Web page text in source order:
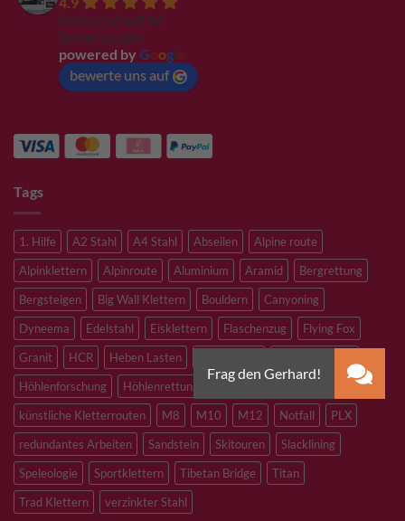
Basierend auf 94
Bewertungen
powered by G ogl
bewerte uns auf
Tags
1. Hilfe A2 Stahl A4 Stahl Abseilen
Alpine route
Alpinklettern
Alpinroute Aluminium Aramid
Bergrettung
Bergsteigen
Big Wall Klettern Bouldern
Canyoning
Dyneema
Edelstahl Eisklettern Flaschenzug
Flying Fox
Granit
HCR Heben Lasten
Höhlenforschung
Höhlenrettung Inox
Kletterhalle
künstliche Kletterrouten
M8 M10 M12 Notfall
PLX
redundantes Arbeiten
Sandstein Skitouren
Slacklining
Speleologie
Sportklettern Tibetan Bridge
Titan
Trad Klettern
verzinkter Stahl